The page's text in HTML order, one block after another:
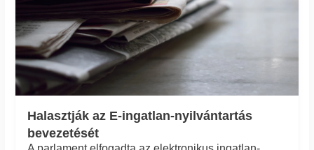
Halasztják az E-ingatlan-nyilvántartás
bevezetését